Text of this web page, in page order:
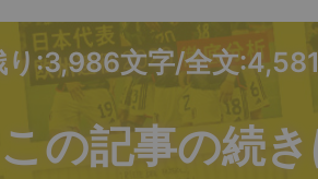
り:3,986文字/全文
この記事の続